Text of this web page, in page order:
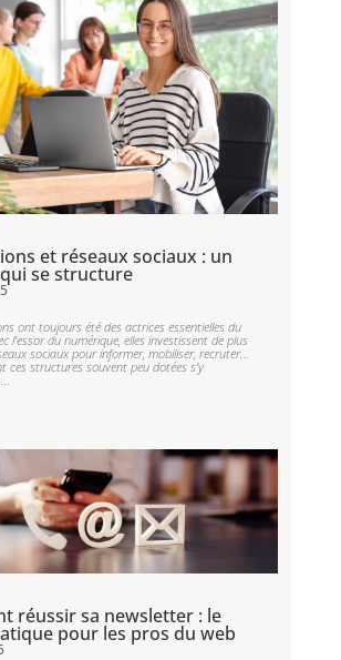
et réseaux sociaux : un
se structure
ont toujours été des actrices essentielles du
l’essor du numérique, elles investissent de plus
sociaux pour informer, mobiliser, recruter…
ces structures souvent peu dotées s’y
réussir sa newsletter : le
pour les pros du web